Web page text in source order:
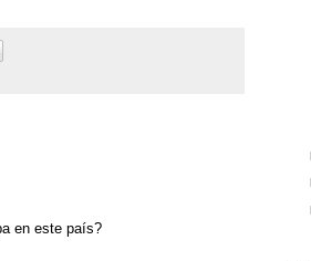
en este país?